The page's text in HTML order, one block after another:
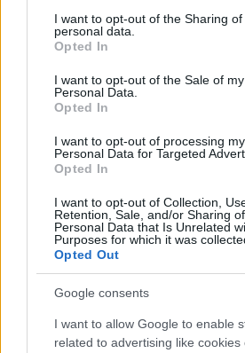
not limited to your visit or usage
grant or deny consent to Google and
use your data for below specified
consent section.
I want to opt-out of the Sharing of
personal data.
Opted In
I want to opt-out of the Sale of my
Personal Data.
Opted In
I want to opt-out of processing my
Personal Data for Targeted
Opted In
I want to opt-out of Collection,
Retention, Sale, and/or Sharing
Personal Data that Is Unrelated
Purposes for which it was
Opted Out
Google consents
I want to allow Google to enable
related to advertising like cookies
Calcolare il potere
Un metodo chiaro per stimare il
offerte grazie a un foglio di calcolo
Andrea Innocenti · 7 Ago 2026
STIPENDI